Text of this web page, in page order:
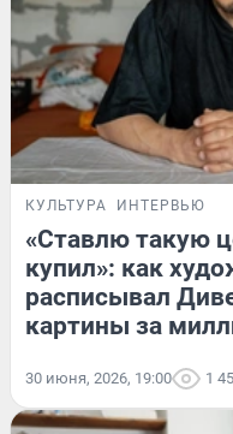
КУЛЬТУРА ИНТЕРВЬЮ
«Ставлю такую
купил»: как
расписывал
картины за
30 июня, 2026, 19:00 1